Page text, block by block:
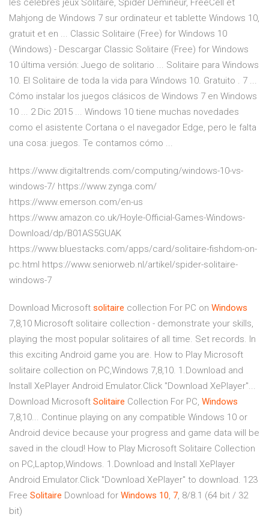
les célèbres jeux Solitaire, Spider Démineur, FreeCell et
Mahjong de Windows 7 sur ordinateur et tablette Windows 10,
gratuit et en ... Classic Solitaire (Free) for Windows 10
(Windows) - Descargar Classic Solitaire (Free) for Windows
10 última versión: Juego de solitario ... Solitaire para Windows
10. El Solitaire de toda la vida para Windows 10. Gratuito . 7 ...
Cómo instalar los juegos clásicos de Windows 7 en Windows
10 ... 2 Dic 2015 ... Windows 10 tiene muchas novedades
como el asistente Cortana o el navegador Edge, pero le falta
una cosa: juegos. Te contamos cómo ...
https://www.digitaltrends.com/computing/windows-10-vs-
windows-7/ https://www.zynga.com/
https://www.emerson.com/en-us
https://www.amazon.co.uk/Hoyle-Official-Games-Windows-
Download/dp/B01AS5GUAK
https://www.bluestacks.com/apps/card/solitaire-fishdom-on-
pc.html https://www.seniorweb.nl/artikel/spider-solitaire-
windows-7
Download Microsoft solitaire collection For PC on Windows
7,8,10 Microsoft solitaire collection - demonstrate your skills,
playing the most popular solitaires of all time. Set records. In
this exciting Android game you are. How to Play Microsoft
solitaire collection on PC,Windows 7,8,10. 1.Download and
Install XePlayer Android Emulator.Click "Download XePlayer"...
Download Microsoft Solitaire Collection For PC, Windows
7,8,10... Continue playing on any compatible Windows 10 or
Android device because your progress and game data will be
saved in the cloud! How to Play Microsoft Solitaire Collection
on PC,Laptop,Windows. 1.Download and Install XePlayer
Android Emulator.Click "Download XePlayer" to download. 123
Free Solitaire Download for Windows 10, 7, 8/8.1 (64 bit / 32
bit)